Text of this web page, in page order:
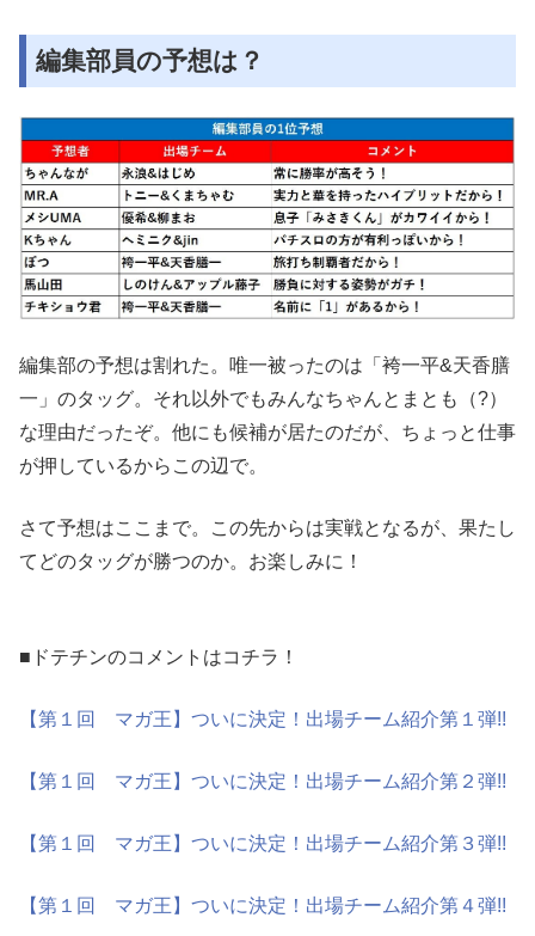
編集部員の予想は？
編集部の予想は割れた。唯一被ったのは「袴一平&天香膳
一」のタッグ。それ以外でもみんなちゃんとまとも（?）
な理由だったぞ。他にも候補が居たのだが、ちょっと仕事
が押しているからこの辺で。
さて予想はここまで。この先からは実戦となるが、果たし
てどのタッグが勝つのか。お楽しみに！
■ドテチンのコメントはコチラ！
【第１回 マガ王】ついに決定！出場チーム紹介第１弾!!
【第１回 マガ王】ついに決定！出場チーム紹介第２弾!!
【第１回 マガ王】ついに決定！出場チーム紹介第３弾!!
【第１回 マガ王】ついに決定！出場チーム紹介第４弾!!